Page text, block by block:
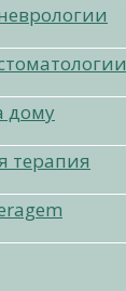
дому
терапия